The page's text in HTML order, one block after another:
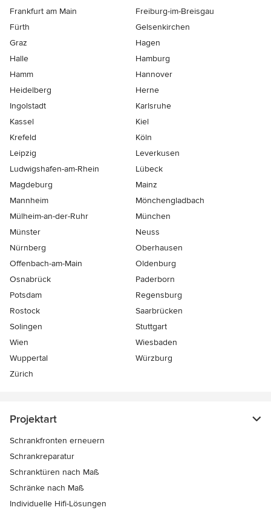
Frankfurt am Main
Freiburg-im-Breisgau
Fürth
Gelsenkirchen
Graz
Hagen
Halle
Hamburg
Hamm
Hannover
Heidelberg
Herne
Ingolstadt
Karlsruhe
Kassel
Kiel
Krefeld
Köln
Leipzig
Leverkusen
Ludwigshafen-am-Rhein
Lübeck
Magdeburg
Mainz
Mannheim
Mönchen­gladbach
Mülheim-an-der-Ruhr
München
Münster
Neuss
Nürnberg
Oberhausen
Offenbach-am-Main
Oldenburg
Osnabrück
Paderborn
Potsdam
Regensburg
Rostock
Saarbrücken
Solingen
Stuttgart
Wien
Wiesbaden
Wuppertal
Würzburg
Zürich
Projektart
Schrankfronten erneuern
Schrankreparatur
Schranktüren nach Maß
Schränke nach Maß
Individuelle Hifi-Lösungen